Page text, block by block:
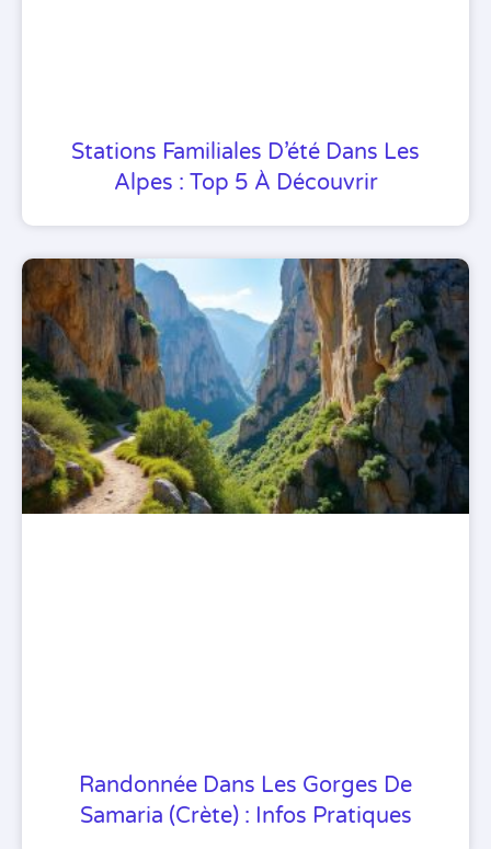
Stations Familiales D’été Dans Les
Alpes : Top 5 À Découvrir
Randonnée Dans Les Gorges De
Samaria (Crète) : Infos Pratiques